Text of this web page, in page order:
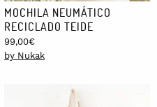
MOCHILA NEUMÁTICO
RECICLADO TEIDE
99,00€
by Nukak